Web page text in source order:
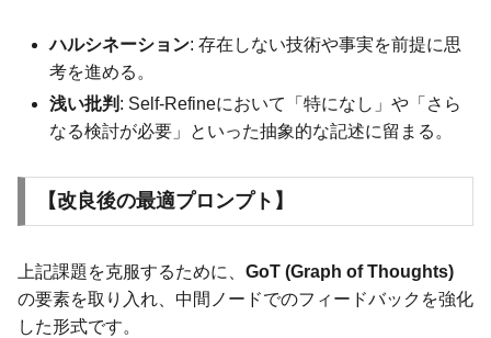
ハルシネーション: 存在しない技術や事実を前提に思
考を進める。
浅い批判 : Self-Refineにおいて「特になし」や「さら
なる検討が必要」といった抽象的な記述に留まる。
【改良後の最適プロンプト】
上記課題を克服するために、 GoT (Graph of Thoughts)
の要素を取り入れ、中間ノードでのフィードバックを強化
した形式です。